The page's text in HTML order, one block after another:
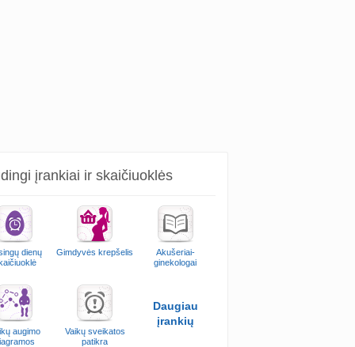
įrankiai ir skaičiuoklės
dienų
Gimdyvės krepšelis
Akušeriai-
ginekologai
augimo
Vaikų sveikatos
patikra
Daugiau
įrankių